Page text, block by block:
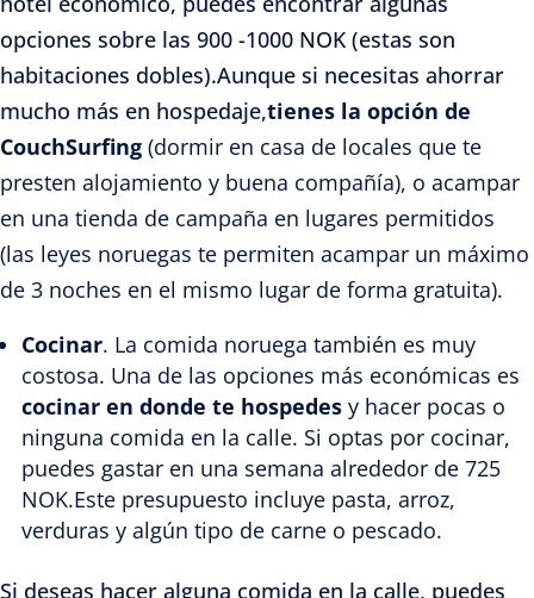
opciones sobre las 900 -1000 NOK (estas son
habitaciones dobles).Aunque si necesitas ahorrar
mucho más en hospedaje,tienes la opción de
CouchSurfing (dormir en casa de locales que te
presten alojamiento y buena compañía), o acampar
en una tienda de campaña en lugares permitidos
(las leyes noruegas te permiten acampar un máximo
de 3 noches en el mismo lugar de forma gratuita).
Cocinar. La comida noruega también es muy
costosa. Una de las opciones más económicas es
cocinar en donde te hospedes y hacer pocas o
ninguna comida en la calle. Si optas por cocinar,
puedes gastar en una semana alrededor de 725
NOK.Este presupuesto incluye pasta, arroz,
verduras y algún tipo de carne o pescado.
Si deseas hacer alguna comida en la calle, puedes